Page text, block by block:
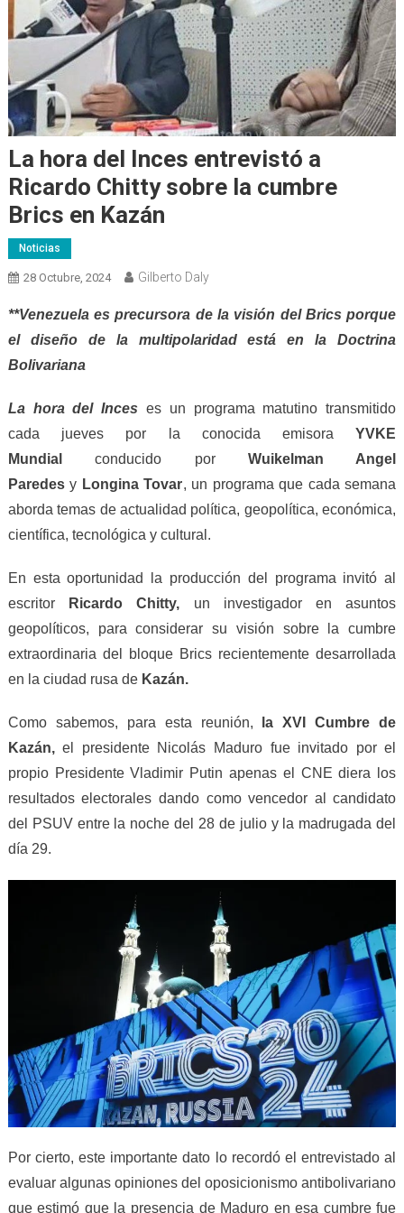
La hora del Inces entrevistó a
Ricardo Chitty sobre la cumbre
Brics en Kazán
Noticias
28 Octubre, 2024 Gilberto Daly
**Venezuela es precursora de la visión del Brics porque
el diseño de la multipolaridad está en la Doctrina
Bolivariana
La hora del Inces es un programa matutino transmitido
cada jueves por la conocida emisoraYVKE
Mundialconducido por Wuikelman Angel
Paredesy Longina Tovar, un programa que cada semana
aborda temas de actualidad política, geopolítica, económica,
científica, tecnológica y cultural.
En esta oportunidad la producción del programa invitó al
escritor
Ricardo Chitty, un investigador en asuntos
geopolíticos, para considerar su visión sobre la cumbre
extraordinaria del bloque Brics recientemente desarrollada
en la ciudad rusa de Kazán.
Como sabemos, para esta reunión,
la XVI Cumbre de
Kazán,el presidente Nicolás Maduro fue invitado por el
propio Presidente Vladimir Putin apenas el CNE diera los
resultados electorales dando como vencedor al candidato
del PSUV entre la noche del 28 de julio y la madrugada del
día 29.
Por cierto, este importante dato lo recordó el entrevistado al
evaluar algunas opiniones del oposicionismo antibolivariano
que estimó que la presencia de Maduro en esa cumbre fue